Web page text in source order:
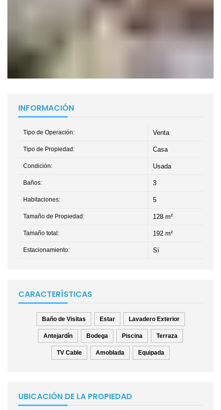
INFORMACIÓN
Tipo de Operación: Venta
Tipo de Propiedad: Casa
Condición: Usada
Baños: 3
Habitaciones: 5
Tamaño de Propiedad: 128 m²
Tamaño total: 192 m²
Estacionamiento: Sí
CARACTERÍSTICAS
Baño de Visitas Estar Lavadero Exterior
Antejardín Bodega Piscina Terraza
TV Cable Amoblada Equipada
UBICACIÓN DE LA PROPIEDAD